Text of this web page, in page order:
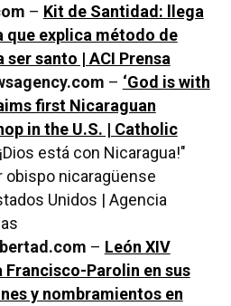
– Kit de Santidad: llega
que explica método de
santo | ACI Prensa
– ‘God is with
first Nicaraguan
in the U.S. | Catholic
está con Nicaragua!"
obispo nicaragüense
Unidos | Agencia
– León XIV
Francisco-Parolin en sus
y nombramientos en